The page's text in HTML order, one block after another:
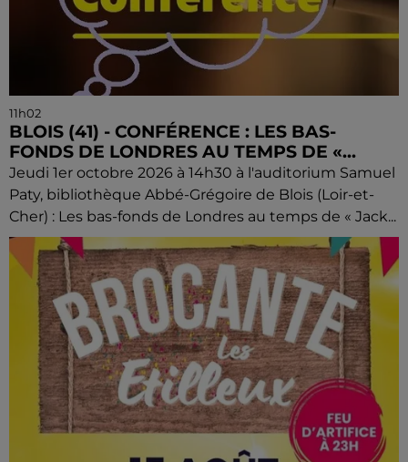
11h02
BLOIS (41) - CONFÉRENCE : LES BAS-
FONDS DE LONDRES AU TEMPS DE «...
Jeudi 1er octobre 2026 à 14h30 à l'auditorium Samuel
Paty, bibliothèque Abbé-Grégoire de Blois (Loir-et-
Cher) : Les bas-fonds de Londres au temps de « Jack...